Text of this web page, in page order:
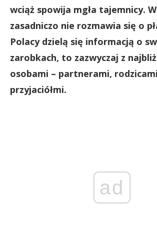
wciąż spowija mgła tajemnicy.
zasadniczo nie rozmawia się o
Polacy dzielą się informacją o
zarobkach, to zazwyczaj z
osobami – partnerami,
przyjaciółmi.
ad